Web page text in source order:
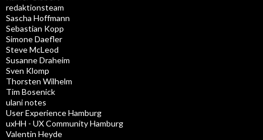
redaktionsteam
Sascha Hoffmann
Sebastian Kopp
Simone Daefler
Steve McLeod
Susanne Draheim
Sven Klomp
Thorsten Wilhelm
Tim Bosenick
ulani notes
User Experience Hamburg
uxHH - UX Community Hamburg
Valentin Heyde